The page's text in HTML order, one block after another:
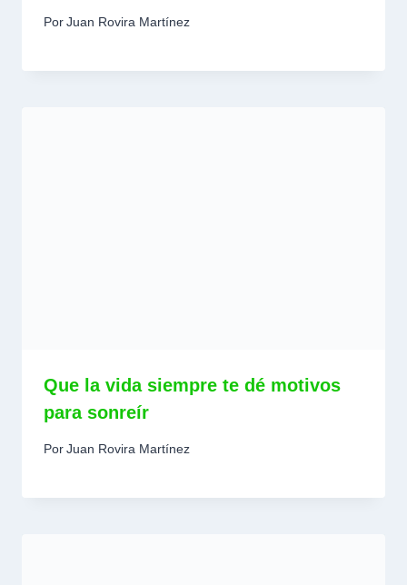
PorJuan Rovira Martínez
Que la vida siempre te dé motivos
para sonreír
PorJuan Rovira Martínez